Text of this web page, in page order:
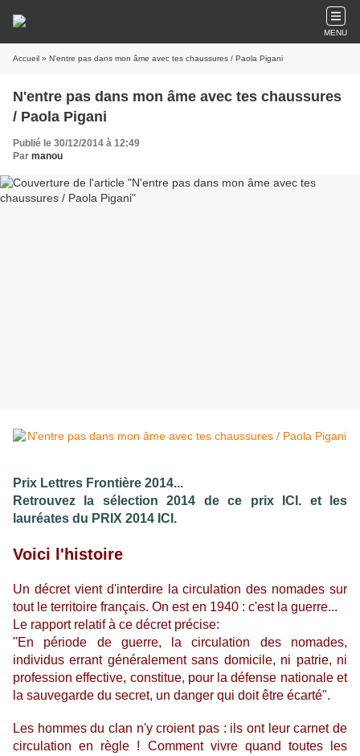
MENU
Accueil » N'entre pas dans mon âme avec tes chaussures / Paola Pigani
N'entre pas dans mon âme avec tes chaussures
/ Paola Pigani
Publié le 30/12/2014 à 12:49
Par manou
Prix Lettres Frontière 2014...
Retrouvez la sélection 2014 de ce prix
ICI. et les
lauréates du PRIX 2014 ICI.
Voici l'histoire
Un décret vient d'interdire la circulation des nomades sur
tout le territoire français. On est en 1940 : c'est la guerre...
Le rapport relatif à ce décret précise:
"En période de guerre, la circulation des nomades,
individus errant généralement sans domicile, ni patrie, ni
profession effective, constitue, pour la défense nationale et
la sauvegarde du secret, un danger qui doit être écarté".
Les hommes du clan n'y croient pas : ils ont leur carnet de
circulation en règle ! Comment vivre quand toutes les